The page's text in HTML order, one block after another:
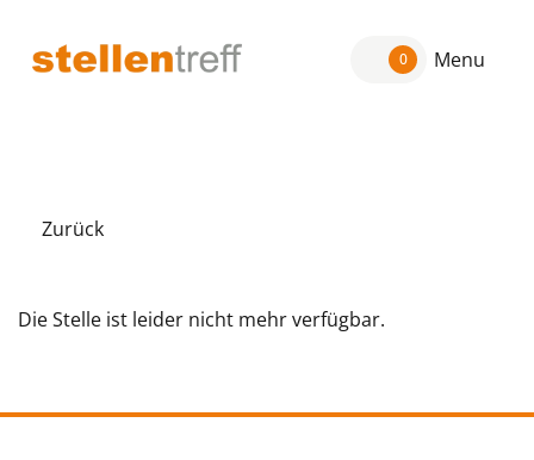
0 Menu
Zurück
Die Stelle ist leider nicht mehr verfügbar.